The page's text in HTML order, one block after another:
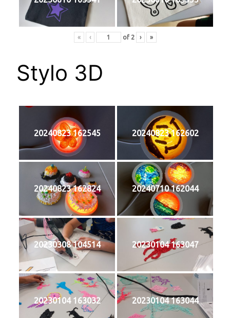
« ‹ of 2 › »
Stylo 3D
20240823 162545 20240823 162602
20240823 162824 20240710 162044
20230308 104514 20230104 163047
20230104 163032 20230104 163044